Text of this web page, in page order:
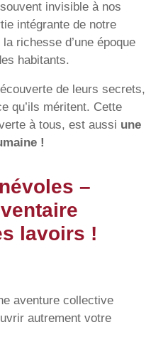
invisible à nos
intégrante de notre
richesse d’une époque
habitants.
de leurs secrets,
qu’ils méritent. Cette
à tous, est aussi une
!
–
lavoirs !
aventure collective
autrement votre